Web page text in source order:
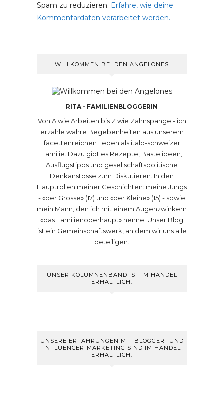
Spam zu reduzieren. Erfahre, wie deine
Kommentardaten verarbeitet werden.
WILLKOMMEN BEI DEN ANGELONES
RITA - FAMILIENBLOGGERIN
Von A wie Arbeiten bis Z wie Zahnspange - ich
erzähle wahre Begebenheiten aus unserem
facettenreichen Leben als italo-schweizer
Familie. Dazu gibt es Rezepte, Bastelideen,
Ausflugstipps und gesellschaftspolitische
Denkanstösse zum Diskutieren. In den
Hauptrollen meiner Geschichten: meine Jungs
- «der Grosse» (17) und «der Kleine» (15) - sowie
mein Mann, den ich mit einem Augenzwinkern
«das Familienoberhaupt» nenne. Unser Blog
ist ein Gemeinschaftswerk, an dem wir uns alle
beteiligen.
UNSER KOLUMNENBAND IST IM HANDEL
ERHÄLTLICH.
UNSERE ERFAHRUNGEN MIT BLOGGER- UND
INFLUENCER-MARKETING SIND IM HANDEL
ERHÄLTLICH.